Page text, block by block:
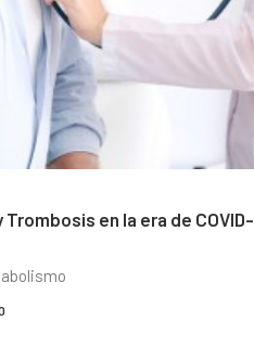
Trombosis en la era de COVID-